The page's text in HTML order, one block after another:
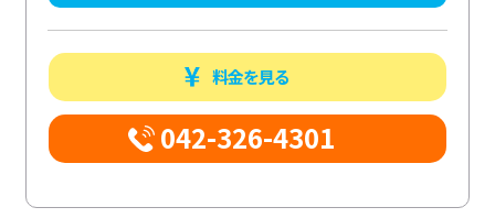
料金を見る
042-326-4301